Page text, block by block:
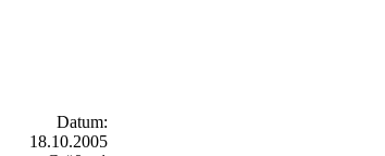
Datum:
18.10.2005